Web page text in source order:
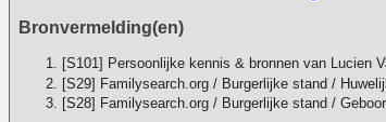
Bronvermelding(en)
[S101] Persoonlijke kennis & bronnen van Lucien
[S29] Familysearch.org / Burgerlijke stand /
[S28] Familysearch.org / Burgerlijke stand /